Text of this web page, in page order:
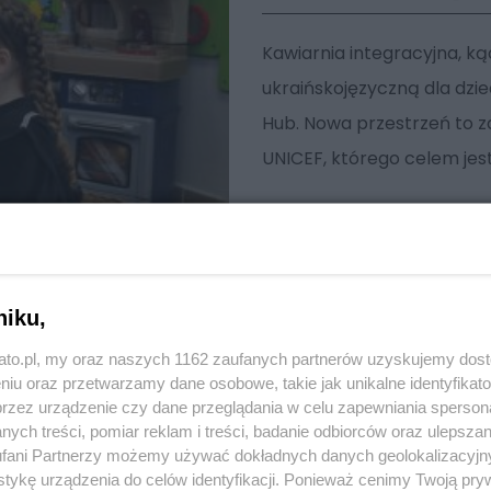
Kawiarnia integracyjna,
ukraińskojęzyczną dla
Hub. Nowa przestrzeń to
UNICEF, którego celem
my oraz naszych 1162 zaufanych partnerów uzyskujemy
oraz przetwarzamy dane osobowe, takie jak unikalne
urządzenie czy dane przeglądania w celu zapewniania
treści, pomiar reklam i treści, badanie odbiorców oraz
Partnerzy możemy używać dokładnych danych
urządzenia do celów identyfikacji. Ponieważ cenimy Twoją